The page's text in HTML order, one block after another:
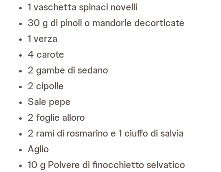
1 vaschetta spinaci novelli
30 g di pinoli o mandorle decorticate
1 verza
4 carote
2 gambe di sedano
2 cipolle
Sale pepe
2 foglie alloro
2 rami di rosmarino e 1 ciuffo di salvia
Aglio
10 g Polvere di finocchietto selvatico